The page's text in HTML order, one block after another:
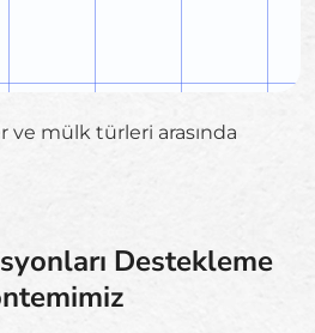
ve mülk türleri arasında
Destekleme